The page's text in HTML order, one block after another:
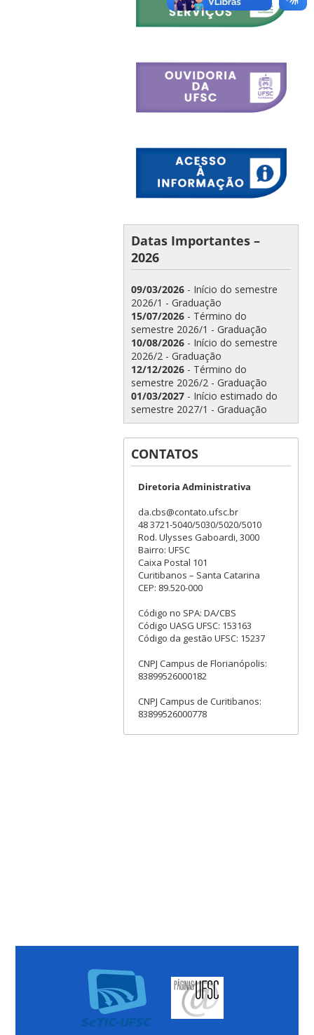
Datas Importantes –
2026
09/03/2026 - Início do semestre
2026/1 - Graduação
15/07/2026 - Término do
semestre 2026/1 - Graduação
10/08/2026 - Início do semestre
2026/2 - Graduação
12/12/2026 - Término do
semestre 2026/2 - Graduação
01/03/2027 - Início estimado do
semestre 2027/1 - Graduação
CONTATOS
Diretoria Administrativa
da.cbs@contato.ufsc.br
48 3721-5040/5030/5020/5010
Rod. Ulysses Gaboardi, 3000
Bairro: UFSC
Caixa Postal 101
Curitibanos – Santa Catarina
CEP: 89.520-000
Código no SPA: DA/CBS
Código UASG UFSC: 153163
Código da gestão UFSC: 15237
CNPJ Campus de Florianópolis:
83899526000182
CNPJ Campus de Curitibanos:
83899526000778